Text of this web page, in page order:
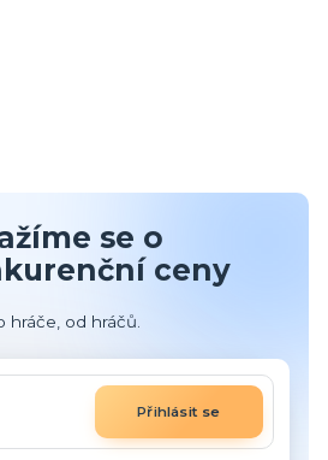
se o
ceny
hráče, od hráčů.
Přihlásit se